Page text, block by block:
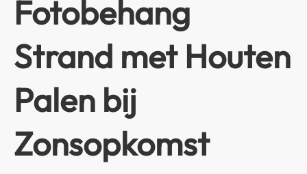
Fotobehang
Strand met Houten
Palen bij
Zonsopkomst